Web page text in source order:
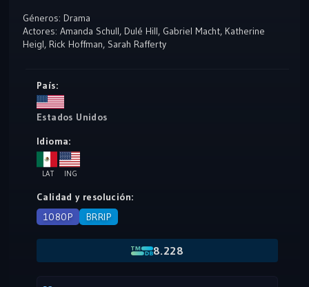
(fotográfica), se gana la vida suplantando a otros en los
exámenes de admisión para la escuela de derecho.
deshacerse de la policía al colarse en una entrevista de
trabajo para uno de los bufetes más importantes de Nueva
Géneros: Drama
Actores: Amanda Schull, Dulé Hill, Gabriel Macht, Katherine
Heigl, Rick Hoffman, Sarah Rafferty
País:
Estados Unidos
Idioma:
LAT ING
Calidad y resolución:
1080P
BRRIP
8.228